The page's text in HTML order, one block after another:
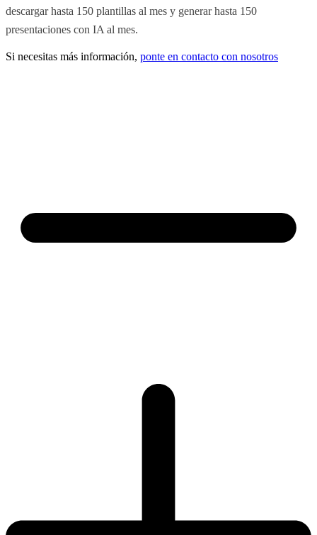
descargar hasta 150 plantillas al mes y generar hasta 150
presentaciones con IA al mes.
Si necesitas más información, ponte en contacto con nosotros